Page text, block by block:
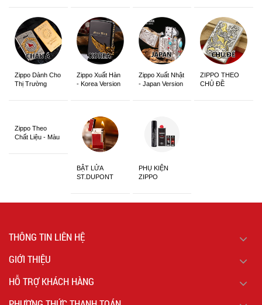
Zippo Dành Cho
Thị Trường
Zippo Xuất Hàn
- Korea Version
Zippo Xuất Nhật
- Japan Version
ZIPPO THEO
CHỦ ĐỀ
Zippo Theo
Chất Liệu - Màu
BẬT LỬA
ST.DUPONT
PHỤ KIỆN
ZIPPO
THÔNG TIN LIÊN HỆ
GIỚI THIỆU
HỖ TRỢ KHÁCH HÀNG